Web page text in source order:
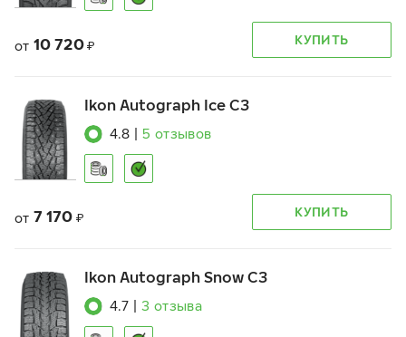
от 10 720 ₽ КУПИТЬ
Ikon Autograph Ice C3
4.8 5 отзывов
от 7 170 ₽ КУПИТЬ
Ikon Autograph Snow C3
4.7 3 отзыва